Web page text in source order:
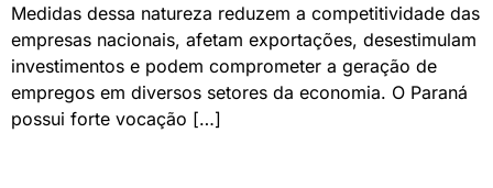
Medidas dessa natureza reduzem a competitividade das
empresas nacionais, afetam exportações, desestimulam
investimentos e podem comprometer a geração de
empregos em diversos setores da economia. O Paraná
possui forte vocação […]